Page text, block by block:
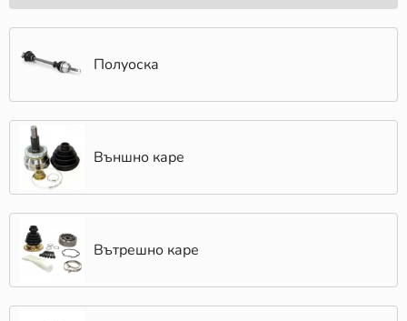
Полуоска
Външно каре
Вътрешно каре